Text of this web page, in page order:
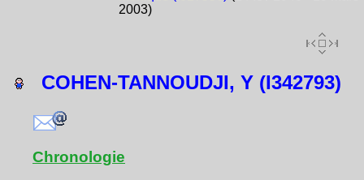
2003)
COHEN-TANNOUDJI, Y (I342793)
Chronologie